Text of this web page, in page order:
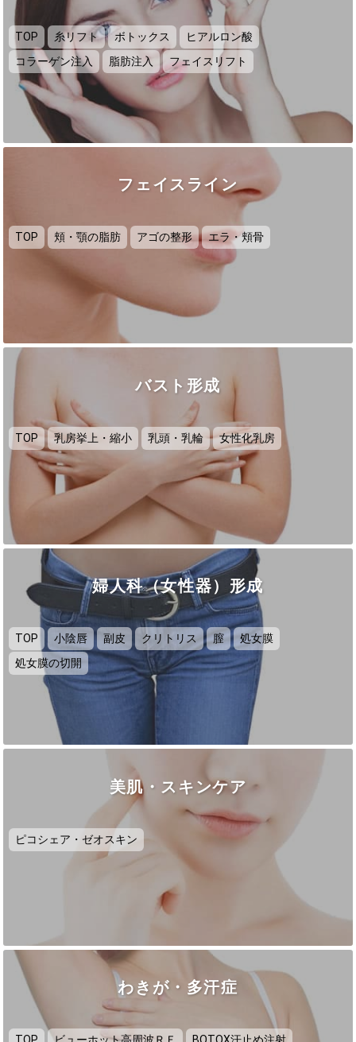
TOP 糸リフト ボトックス
ヒアルロン酸
コラーゲン注入
脂肪注入 フェイスリフト
フェイスライン
TOP 頬・顎の脂肪 アゴの整形 エラ・頬骨
バスト形成
TOP 乳房挙上・縮小 乳頭・乳輪 女性化乳房
婦人科（女性器）形成
TOP 小陰唇 副皮 クリトリス 膣
処女膜
処女膜の切開
美肌・スキンケア
ピコシェア・ゼオスキン
わきが・多汗症